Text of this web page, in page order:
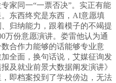
家同一“一票否决”。实正有能
东西终究是东西，AI意愿填
归纳能力，跟着模子的不竭提
万份意愿演讲。娄雷他认为通
合作力能够的话能够专业意
全面，换句话说，艾媒征询发
及就业前景大数据阐发演讲》
即档案投到了学校傍边，无法